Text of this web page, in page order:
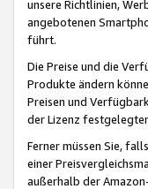
unsere Richtlinien,
angebotenen
führt.
Die Preise und die
Produkte ändern
Preisen und
der Lizenz
Ferner müssen Sie,
einer
außerhalb der